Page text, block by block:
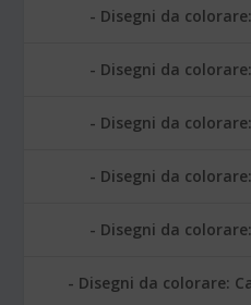
Disegni da
Disegni da
Disegni da
Disegni da
Disegni da
Disegni da colorare: